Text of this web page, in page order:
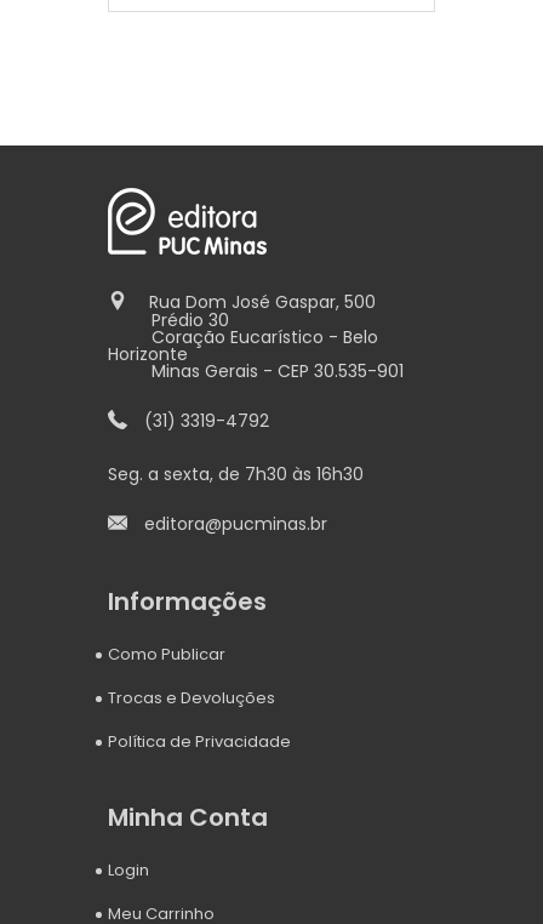
Rua Dom José Gaspar, 500
Prédio 30
Coração Eucarístico - Belo
Horizonte
Minas Gerais - CEP 30.535-901
(31) 3319-4792
Seg. a sexta, de 7h30 às 16h30
editora@pucminas.br
Informações
Como Publicar
Trocas e Devoluções
Política de Privacidade
Minha Conta
Login
Meu Carrinho